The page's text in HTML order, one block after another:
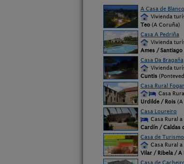
A Casa de Blanco
Vivienda
Teo (A Coruña)
Casa A Pedriña
Vivienda
Ames / Santiago
Casa Da Bragaña
Vivienda
Cuntis
Casa Rural
Casa
Urdilde / Rois (A
Casa Loureiro
Casa Rural a
Cardín / Caldas
Casa de
Casa Rural a
Vilar / Ribela / A
Casa de